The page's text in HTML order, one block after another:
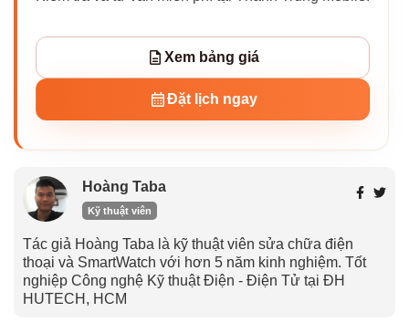
Xem bảng giá
Đặt lịch ngay
Hoàng Taba
Kỹ thuật viên
Tác giả Hoàng Taba là kỹ thuật viên sửa chữa điện
thoại và SmartWatch với hơn 5 năm kinh nghiệm. Tốt
nghiệp Công nghệ Kỹ thuật Điện - Điện Tử tại ĐH
HUTECH, HCM